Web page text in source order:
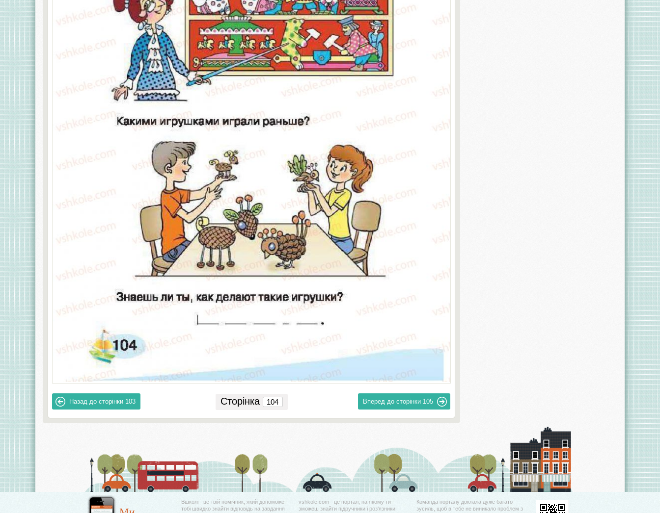
Назад до сторінки 103 Сторінка Вперед до сторінки 105
Вшколі - це твій помічник, який допоможе
тобі швидко знайти відповідь на завдання
vshkole.com - це портал, на якому ти
зможеш знайти підручники і роз'язники
Команда порталу доклала дуже багато
зусиль, щоб в тебе не виникало проблем з